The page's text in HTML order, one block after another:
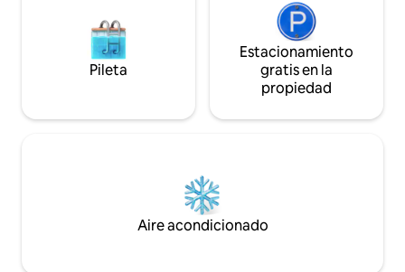
Pileta
Estacionamiento
gratis en la
propiedad
Aire acondicionado